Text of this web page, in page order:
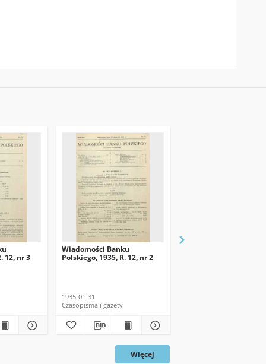
12, nr 3
Wiadomości Banku
Polskiego, 1935, R. 12, nr 2
1935-01-31
Czasopisma i gazety
Więcej